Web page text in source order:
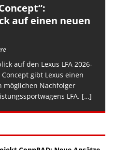
auf einen neuen
auf den Lexus LFA 2026-
gibt Lexus einen
möglichen Nachfolger
LFA. […]